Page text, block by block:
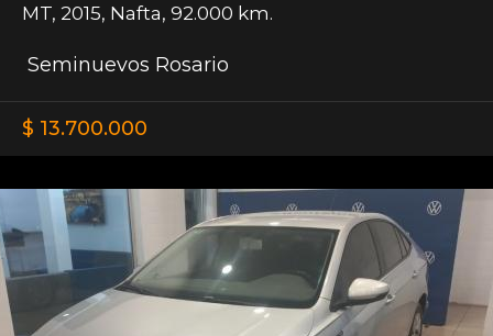
MT, 2015, Nafta, 92.000 km.
Seminuevos Rosario
$ 13.700.000